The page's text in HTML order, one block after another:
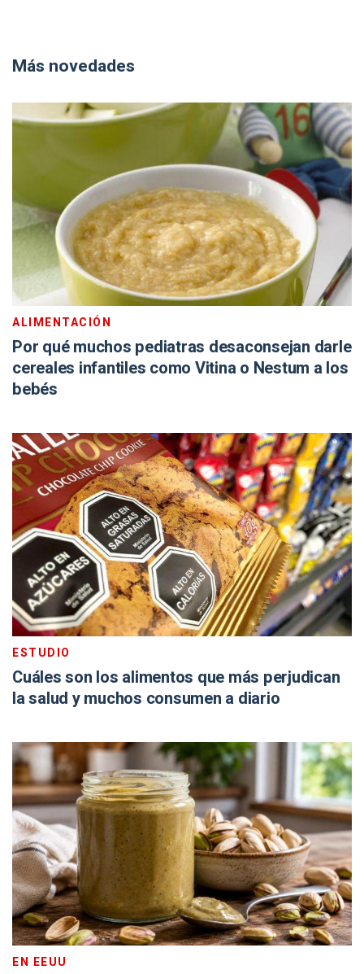
Más novedades
ALIMENTACIÓN
Por qué muchos pediatras desaconsejan darle
cereales infantiles como Vitina o Nestum a los
bebés
ESTUDIO
Cuáles son los alimentos que más perjudican
la salud y muchos consumen a diario
EN EEUU